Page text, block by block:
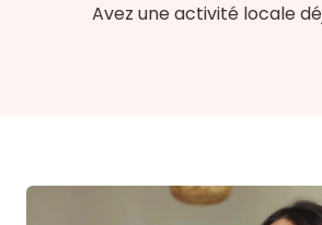
Avez une activité locale